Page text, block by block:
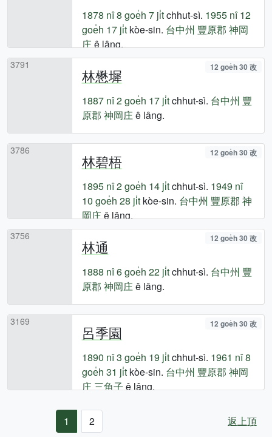
1878 nî8 goe̍h 7 ji̍tchhut-sì. 1955 nî 12
goe̍h 17 ji̍tkòe-sin. 台中州 豐原郡 神岡
庄ê lâng.
3791
林懋墀 12 goe̍h 30 改
1887 nî2 goe̍h 17 ji̍tchhut-sì. 台中州 豐
原郡 神岡庄ê lâng.
3786
林碧梧 12 goe̍h 30 改
1895 nî2 goe̍h 14 ji̍tchhut-sì. 1949 nî
10 goe̍h 28 ji̍tkòe-sin. 台中州 豐原郡 神
岡庄ê lâng.
3756
林通 12 goe̍h 30 改
1888 nî6 goe̍h 22 ji̍tchhut-sì. 台中州 豐
原郡 神岡庄ê lâng.
3169
呂季園 12 goe̍h 30 改
1890 nî3 goe̍h 19 ji̍tchhut-sì. 1961 nî8
goe̍h 31 ji̍tkòe-sin. 台中州 豐原郡 神岡
庄三角子ê lâng.
1 2 返上頂